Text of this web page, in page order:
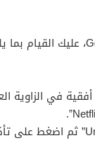
في الزاوية